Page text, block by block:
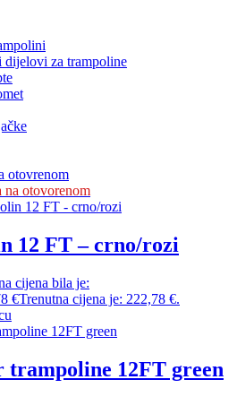
dijelovi za trampoline
otovrenom
otovorenom
12 FT – crno/rozi
cijena bila je:
€Trenutna cijena je: 222,78 €.
trampoline 12FT green